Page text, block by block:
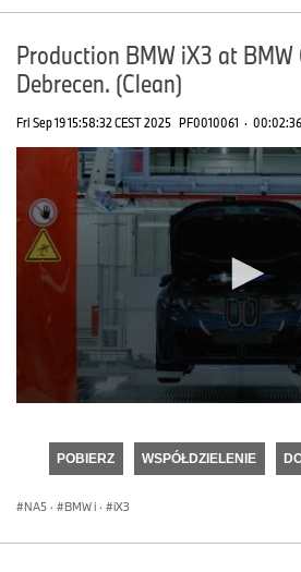
Production BMW iX3 at
Debrecen. (Clean)
Fri Sep 19 15:58:32 CEST 2025 PF0010061 · 00:02:36
seconds
POBIERZ WSPÓŁDZIELENIE
NA5 · BMW i · iX3